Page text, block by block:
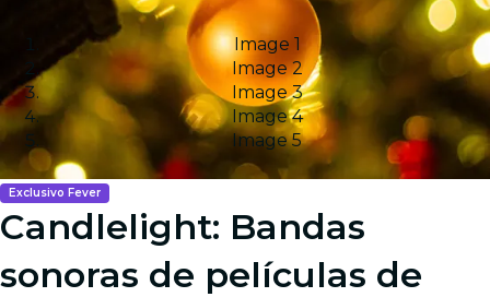
Image 1
Image 2
Image 3
Image 4
Image 5
Exclusivo Fever
Candlelight: Bandas
sonoras de películas de